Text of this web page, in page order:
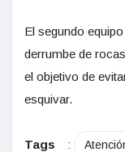
El segundo
derrumbe de
el objetivo de
esquivar.
Tags :